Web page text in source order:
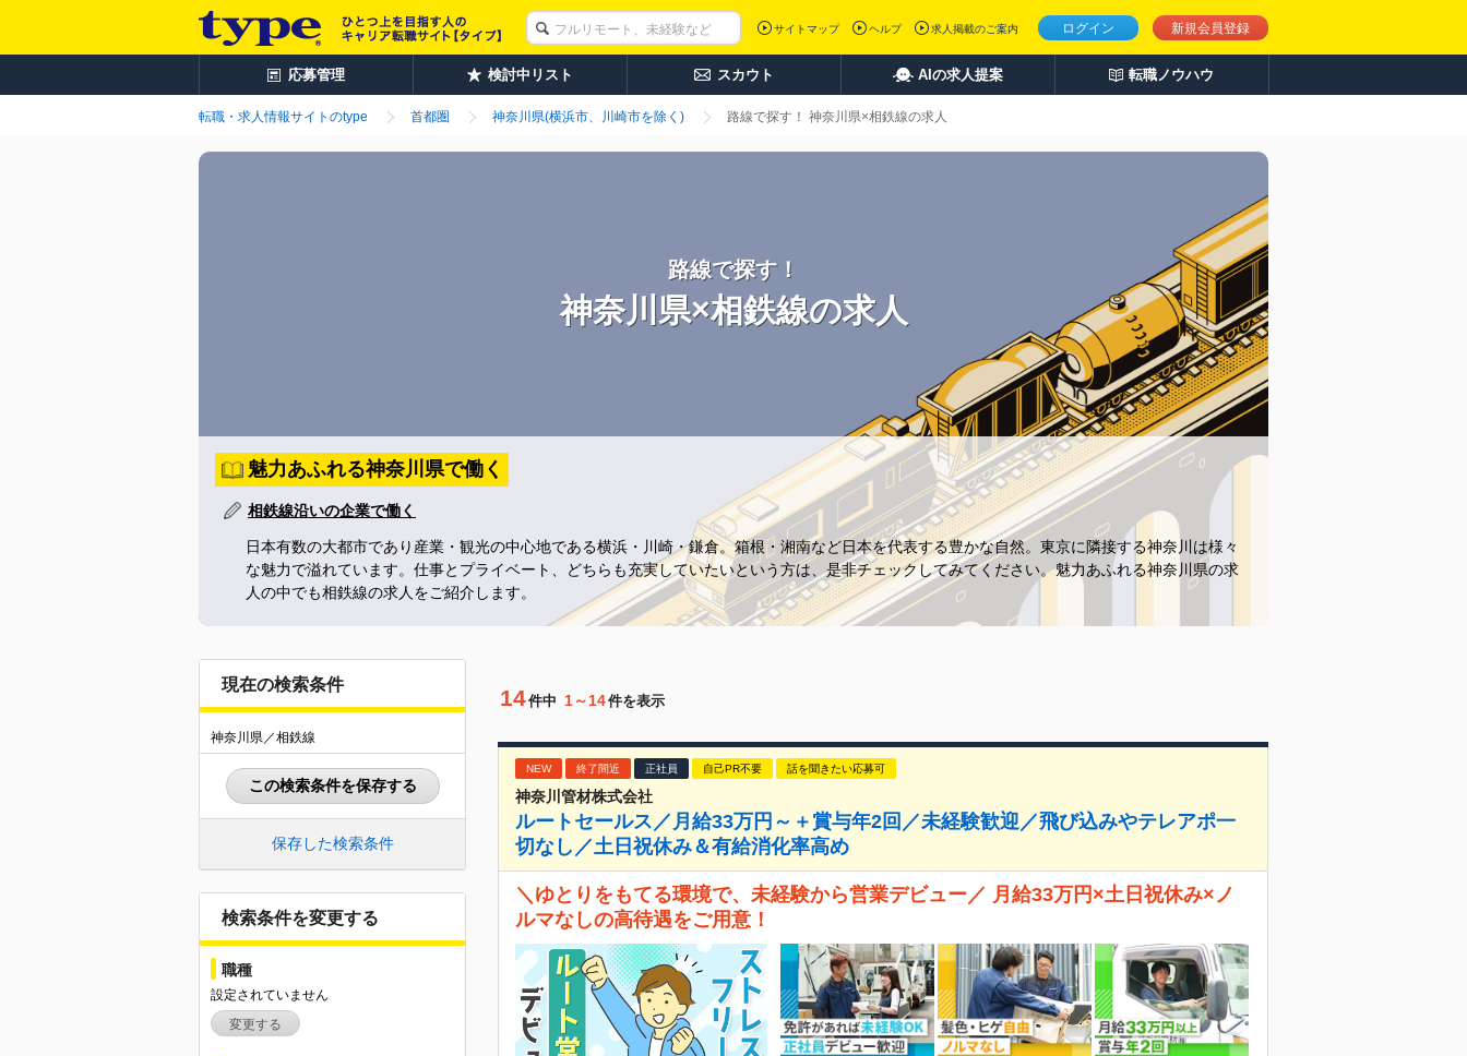
ログイン 新規会員登録
サイトマップ ヘルプ 求人掲載のご案内
応募管理 検討中リスト スカウト AIの求人提案 転職ノウハウ
転職・求人情報サイトのtype 首都圏 神奈川県(横浜市、川崎市を除く) 路線で探す！ 神奈川県×相鉄線の求人
路線で探す！
神奈川県×相鉄線の求人
魅力あふれる神奈川県で働く
相鉄線沿いの企業で働く
日本有数の大都市であり産業・観光の中心地である横浜・川崎・鎌倉。箱根・湘南など日本を代表する豊かな自然。東京に隣接する神奈川は様々
な魅力で溢れています。仕事とプライベート、どちらも充実していたいという方は、是非チェックしてみてください。魅力あふれる神奈川県の求
人の中でも相鉄線の求人をご紹介します。
現在の検索条件
神奈川県／相鉄線
この検索条件を保存する
保存した検索条件
検索条件を変更する
職種
設定されていません
変更する
14件中 1～14件を表示
NEW 終了間近 正社員 自己PR不要 話を聞きたい応募可
神奈川管材株式会社
ルートセールス／月給33万円～＋賞与年2回／未経験歓迎／飛び込みやテレアポ一
切なし／土日祝休み＆有給消化率高め
＼ゆとりをもてる環境で、未経験から営業デビュー／ 月給33万円×土日祝休み×ノ
ルマなしの高待遇をご用意！